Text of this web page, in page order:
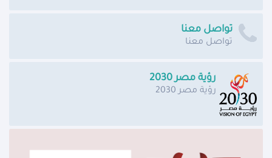
تواصل معنا
تواصل معنا
رؤية مصر 2030
رؤية مصر 2030